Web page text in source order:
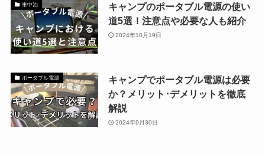
車中泊
キャンプのポータブル電源の使い
道5選！注意点や必要な人も紹介
2024年10月19日
ポータブル電源
キャンプでポータブル電源は必要
か？メリット･デメリットを徹底
解説
2024年9月30日